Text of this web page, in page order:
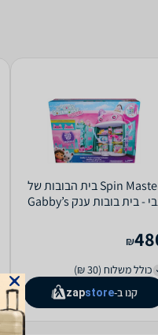
Spin Master בית הבובות של
גבי - בית בובות ענק Gabby’s
₪
כולל משלוח (30 ₪)
קנו ב-
zapstore